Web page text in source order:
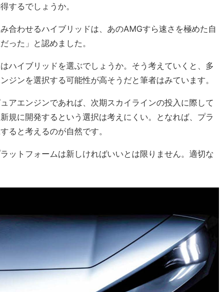
するでしょうか。
合わせるハイブリッドは、あのAMGすら速さを極めた自
った」と認めました。
ハイブリッドを選ぶでしょうか。そう考えていくと、多
ジンを選択する可能性が高そうだと筆者はみています。
アエンジンであれば、次期スカイラインの投入に際して
規に開発するという選択は考えにくい。となれば、プラ
ると考えるのが自然です。
ットフォームは新しければいいとは限りません。適切な